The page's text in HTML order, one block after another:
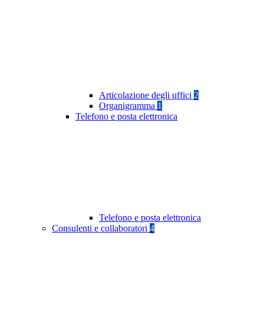
Articolazione degli uffici 2
Organigramma 1
Telefono e posta elettronica
Telefono e posta elettronica
Consulenti e collaboratori 4